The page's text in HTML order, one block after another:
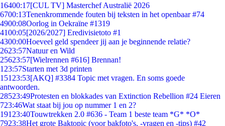
16400:17[CUL TV] Masterchef Australië 2026
6700:13Tenenkrommende fouten bij teksten in het openbaar #74
4900:08Oorlog in Oekraïne #1319
4100:05[2026/2027] Eredivisietoto #1
4300:00Hoeveel geld spendeer jij aan je beginnende relatie?
2623:57Natuur en Wild
25623:57[Wielrennen #616] Brennan!
1 23:57Starten met 3d printen
151 23:53[AKQ] #3384 Topic met vragen. En soms goede
antwoorden.
28523:49Protesten en blokkades van Extinction Rebellion #24 Eieren
723:46Wat staat bij jou op nummer 1 en 2?
191 23:40Touwtrekken 2.0 #636 - Team 1 beste team *G* *O*
7923:38Het grote Baktopic (voor bakfoto's, -vragen en -tips) #42